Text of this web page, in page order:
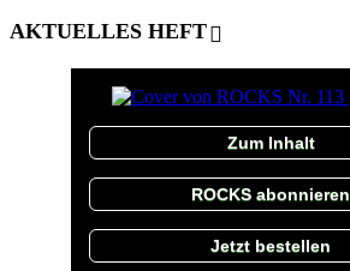
AKTUELLES HEFT
Zum Inhalt
ROCKS abonnieren
Jetzt bestellen